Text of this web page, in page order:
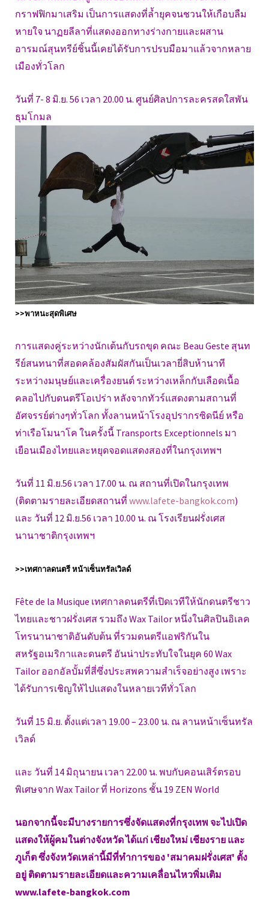
กราฟฟิกมาเสริม เป็นการแสดงที่ล้ำยุคจนชวนให้เกือบลืม
หายใจ นาฏยลีลาที่แสดงออกทางร่างกายและผสาน
อารมณ์สุนทรีย์ชิ้นนี้เคยได้รับการปรบมือมาแล้วจากหลาย
เมืองทั่วโลก
วันที่ 7- 8 มิ.ย. 56 เวลา 20.00 น. ศูนย์ศิลปการละครสดใสพัน
ธุมโกมล
>>พาหนะสุดพิเศษ
การแสดงคู่ระหว่างนักเต้นกับรถขุด คณะ Beau Geste สุนท
รีย์สนทนาที่สอดคล้องสัมผัสกันเป็นเวลายี่สิบห้านาที
ระหว่างมนุษย์และเครื่องยนต์ ระหว่างเหล็กกับเลือดเนื้อ
คลอไปกับดนตรีโอเปร่า หลังจากทัวร์แสดงตามสถานที่
อัศจรรย์ต่างๆทั่วโลก ทั้งลานหน้าโรงอุปรากรซิดนีย์ หรือ
ท่าเรือโมนาโค ในครั้งนี้ Transports Exceptionnels มา
เยือนเมืองไทยและหยุดจอดแสดงสองที่ในกรุงเทพฯ
วันที่ 11 มิ.ย.56 เวลา 17.00 น. ณ สถานที่เปิดในกรุงเทพ
(ติดตามรายละเอียดสถานที่ www.lafete-bangkok.com)
และ วันที่ 12 มิ.ย.56 เวลา 10.00 น. ณ โรงเรียนฝรั่งเศส
นานาชาติกรุงเทพฯ
>>เทศกาลดนตรี หน้าเซ็นทรัลเวิลด์
Fête de la Musique เทศกาลดนตรีที่เปิดเวทีให้นักดนตรีชาว
ไทยและชาวฝรั่งเศส รวมถึง Wax Tailor หนึ่งในศิลปินอิเลค
โทรนานาชาติอันดับต้น ที่รวมดนตรีแอฟริกันใน
สหรัฐอเมริกาและดนตรี อันน่าประทับใจในยุค 60 Wax
Tailor ออกอัลบั้มที่สี่ซึ่งประสพความสำเร็จอย่างสูง เพราะ
ได้รับการเชิญให้ไปแสดงในหลายเวทีทั่วโลก
วันที่ 15 มิ.ย. ตั้งแต่เวลา 19.00 – 23.00 น. ณ ลานหน้าเซ็นทรัล
เวิลด์
และ วันที่ 14 มิถุนายน เวลา 22.00 น. พบกับคอนเสิร์ตรอบ
พิเศษจาก Wax Tailor ที่ Horizons ชั้น 19 ZEN World
นอกจากนี้จะมีบางรายการซึ่งจัดแสดงที่กรุงเทพ จะไปเปิด
แสดงให้ผู้คมในต่างจังหวัด ได้แก่ เชียงใหม่ เชียงราย และ
ภูเก็ต ซึ่งจังหวัดเหล่านี้มีที่ทำการของ 'สมาคมฝรั่งเศส' ตั้ง
อยู่ ติดตามรายละเอียดและความเคลื่อนไหวพิ่มเติม
www.lafete-bangkok.com